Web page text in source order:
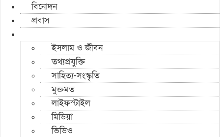
বিনোদন
প্রবাস
ইসলাম ও জীবন
তথ্যপ্রযুক্তি
সাহিত্য-সংস্কৃতি
মুক্তমত
লাইফস্টাইল
মিডিয়া
ভিডিও